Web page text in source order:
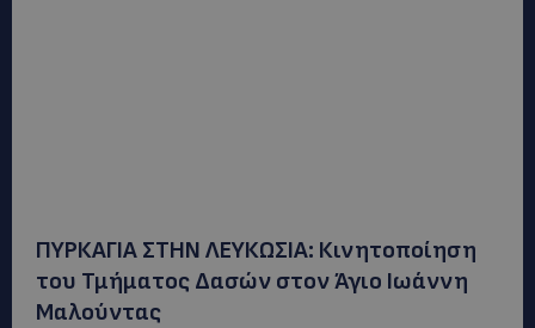
ΠΥΡΚΑΓΙΑ ΣΤΗΝ ΛΕΥΚΩΣΙΑ: Κινητοποίηση
του Τμήματος Δασών στον Άγιο Ιωάννη
Μαλούντας